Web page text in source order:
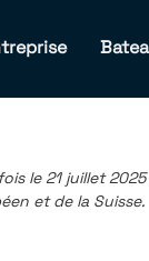
le 21 juillet
et de la Suisse.